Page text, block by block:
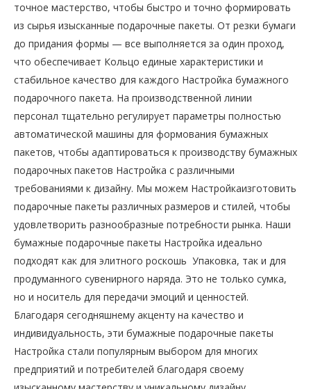
точное мастерство, чтобы быстро и точно формировать
из сырья изысканные подарочные пакеты. От резки бумаги
до придания формы — все выполняется за один проход,
что обеспечивает Кольцо единые характеристики и
стабильное качество для каждого Настройка бумажного
подарочного пакета. На производственной линии
персонал тщательно регулирует параметры полностью
автоматической машины для формования бумажных
пакетов, чтобы адаптироваться к производству бумажных
подарочных пакетов Настройка с различными
требованиями к дизайну. Мы можем Настройкаизготовить
подарочные пакеты различных размеров и стилей, чтобы
удовлетворить разнообразные потребности рынка. Наши
бумажные подарочные пакеты Настройка идеально
подходят как для элитного роскошь Упаковка, так и для
продуманного сувенирного наряда. Это не только сумка,
но и носитель для передачи эмоций и ценностей.
Благодаря сегодняшнему акценту на качество и
индивидуальность, эти бумажные подарочные пакеты
Настройка стали популярным выбором для многих
предприятий и потребителей благодаря своему